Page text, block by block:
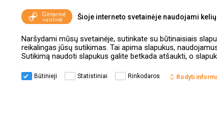
Šioje interneto svetainėje naudojami
Naršydami mūsų svetainėje, sutinkate su būtinaisiais
reikalingas jūsų sutikimas. Tai apima slapukus,
Sutikimą naudoti slapukus galite betkada atšaukti, o
Būtinieji Statistiniai Rinkodaros Rodyti
Dovanų kuponų taisyklės